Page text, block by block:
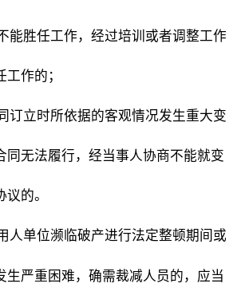
胜任工作，经过培训或者调整工作
作的；
立时所依据的客观情况发生重大变
同无法履行，经当事人协商不能就变
的。
人单位濒临破产进行法定整顿期间或
生严重困难，确需裁减人员的，应当